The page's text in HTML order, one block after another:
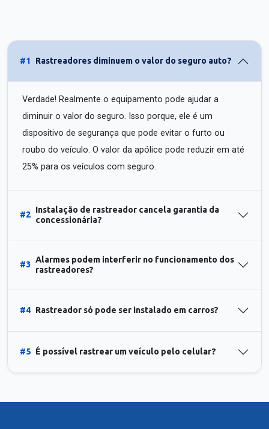
#1 Rastreadores diminuem o valor do seguro auto?
Verdade! Realmente o equipamento pode ajudar a
diminuir o valor do seguro. Isso porque, ele é um
dispositivo de segurança que pode evitar o furto ou
roubo do veículo. O valor da apólice pode reduzir em até
25% para os veículos com seguro.
#2
Instalação de rastreador cancela garantia da
concessionária?
#3
Alarmes podem interferir no funcionamento dos
rastreadores?
#4 Rastreador só pode ser instalado em carros?
#5 É possível rastrear um veículo pelo celular?